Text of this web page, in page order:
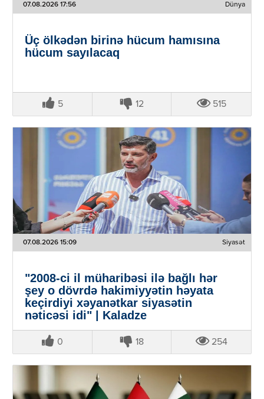
07.08.2026 17:56 Dünya
Üç ölkədən birinə hücum hamısına
hücum sayılacaq
5 12 515
07.08.2026 15:09 Siyasət
"2008-ci il müharibəsi ilə bağlı hər
şey o dövrdə hakimiyyətin həyata
keçirdiyi xəyanətkar siyasətin
nəticəsi idi" | Kaladze
0 18 254